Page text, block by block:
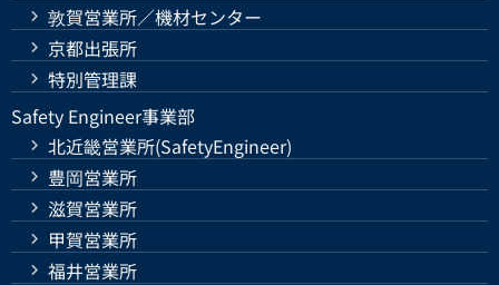
敦賀営業所／機材センター
京都出張所
特別管理課
Safety Engineer事業部
北近畿営業所(SafetyEngineer)
豊岡営業所
滋賀営業所
甲賀営業所
福井営業所